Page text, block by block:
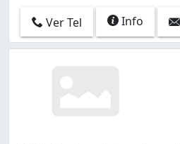
Ver Tel Info